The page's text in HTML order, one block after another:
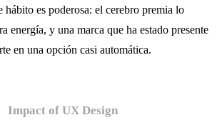
hábito es poderosa: el cerebro premia lo
energía, y una marca que ha estado presente
en una opción casi automática.